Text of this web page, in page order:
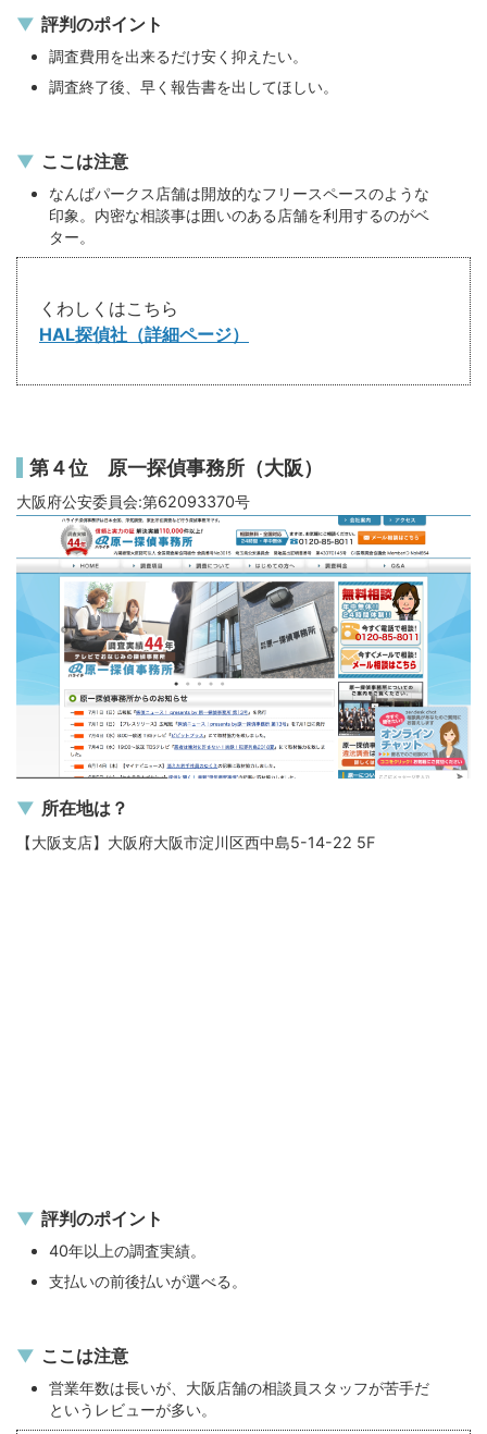
評判のポイント
調査費用を出来るだけ安く抑えたい。
調査終了後、早く報告書を出してほしい。
ここは注意
なんばパークス店舗は開放的なフリースペースのような
印象。内密な相談事は囲いのある店舗を利用するのがベ
ター。
くわしくはこちら
HAL探偵社（詳細ページ）
第４位 原一探偵事務所（大阪）
大阪府公安委員会:第62093370号
所在地は？
【大阪支店】大阪府大阪市淀川区西中島5-14-22 5F
評判のポイント
40年以上の調査実績。
支払いの前後払いが選べる。
ここは注意
営業年数は長いが、大阪店舗の相談員スタッフが苦手だ
というレビューが多い。